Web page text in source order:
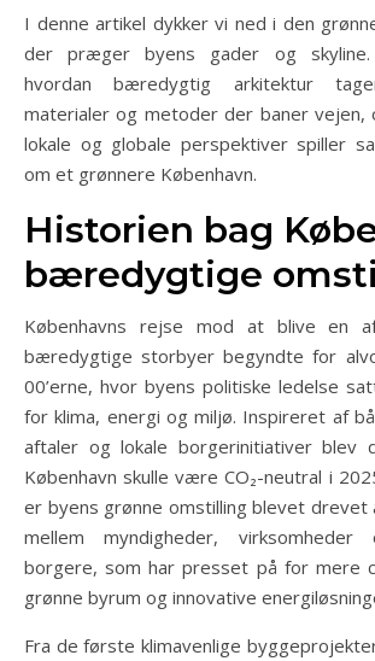
I denne artikel dykker vi ned i den
der præger byens gader og skyline.
hvordan bæredygtig arkitektur
materialer og metoder der baner vejen,
lokale og globale perspektiver spiller
om et grønnere København.
Historien bag
bæredygtige
Københavns rejse mod at blive en
bæredygtige storbyer begyndte for
00’erne, hvor byens politiske ledelse
for klima, energi og miljø. Inspireret af
aftaler og lokale borgerinitiativer blev
København skulle være CO₂-neutral i
er byens grønne omstilling blevet
mellem myndigheder, virksomheder
borgere, som har presset på for mere
grønne byrum og innovative
Fra de første klimavenlige